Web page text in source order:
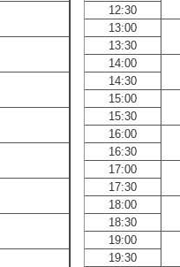
12:30
13:00
13:30
14:00
14:30
15:00
15:30
16:00
16:30
17:00
17:30
18:00
18:30
19:00
19:30